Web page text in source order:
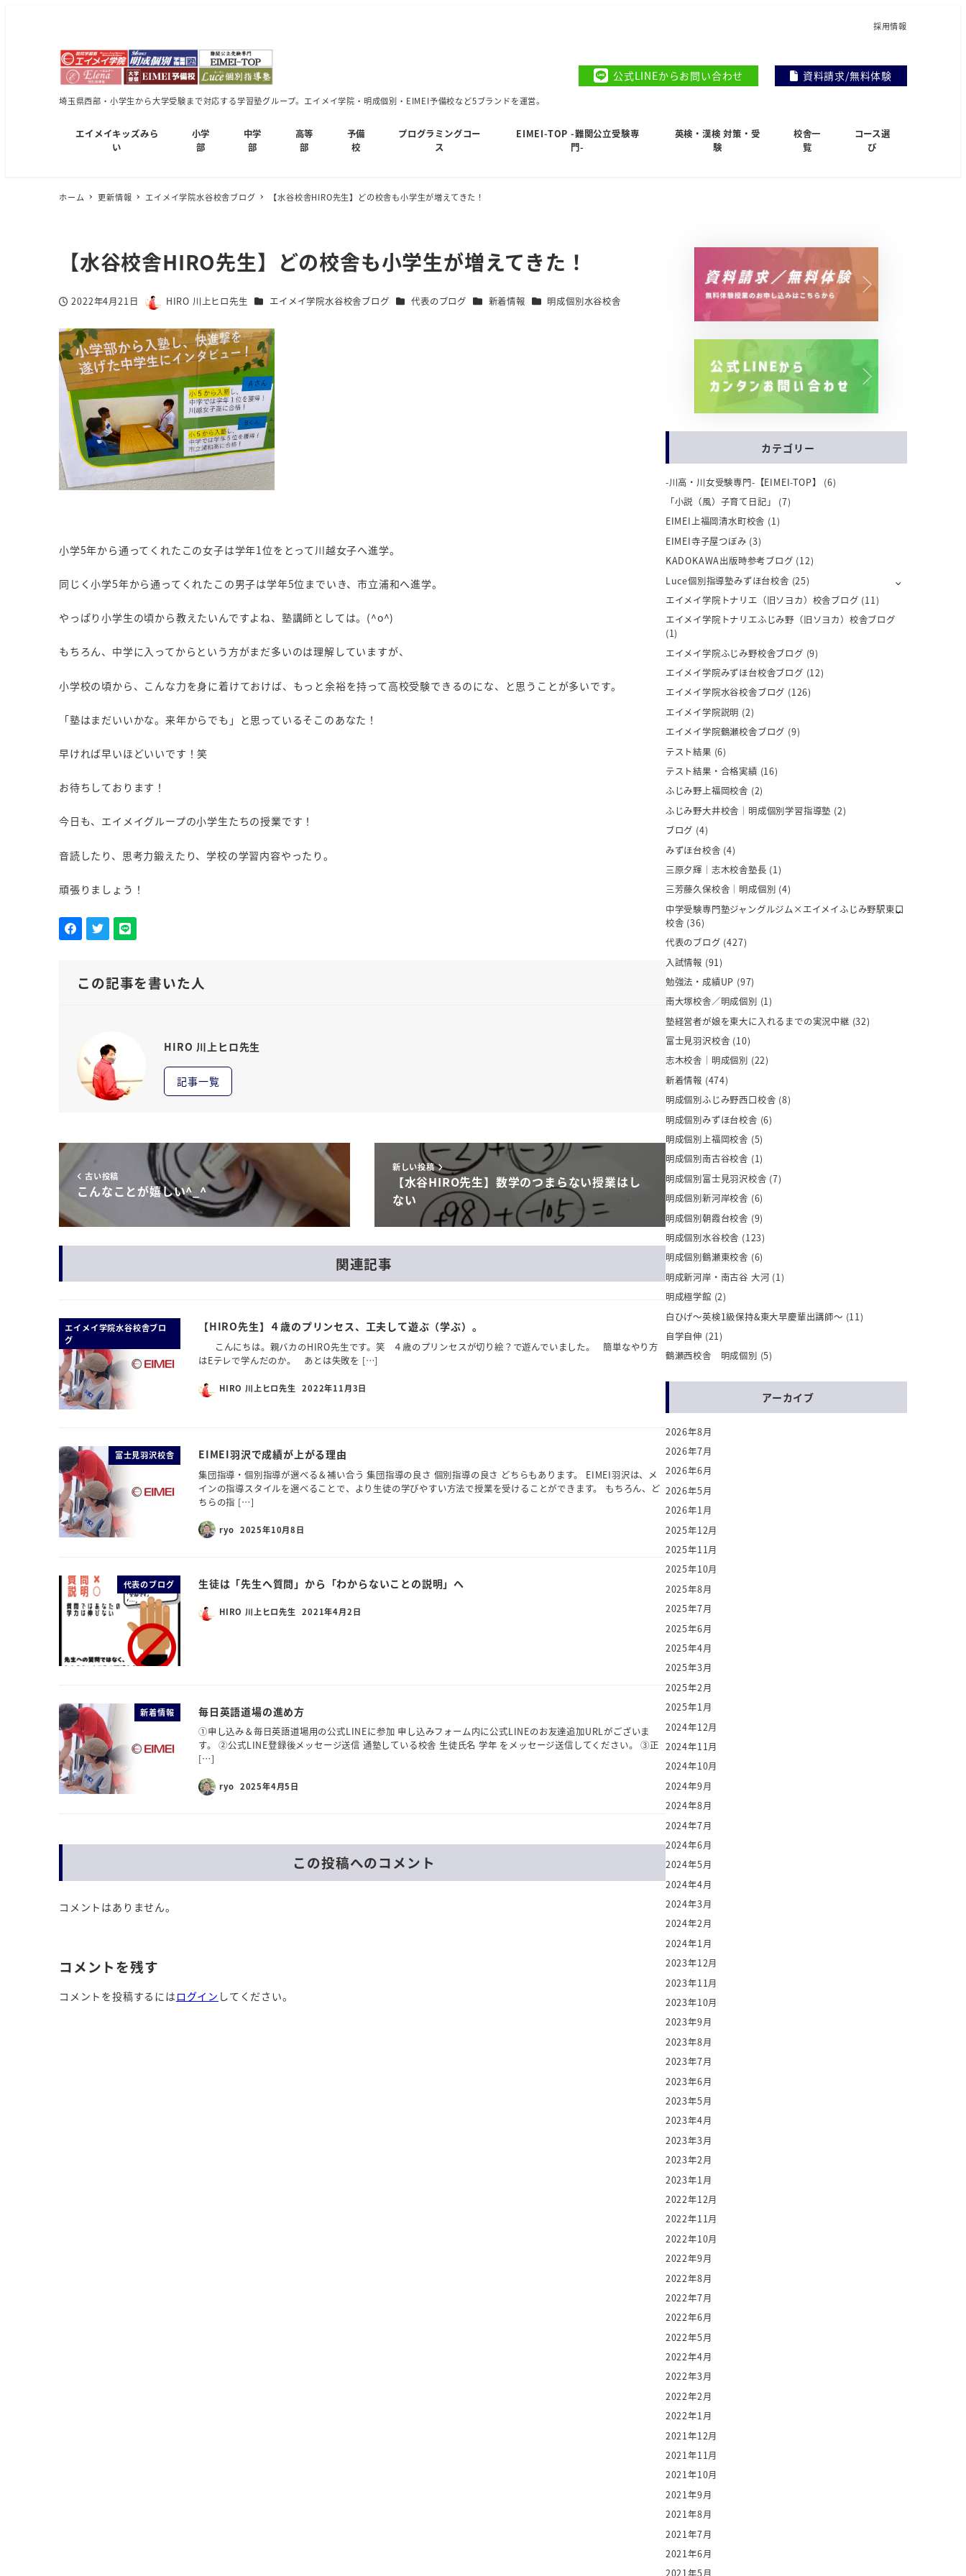
採用情報
埼玉県西部・小学生から大学受験まで対応する学習塾グループ。エイメイ学院・明成個別・EIMEI予備校など5ブランドを運営。
公式LINEからお問い合わせ 資料請求/無料体験
エイメイキッズみら
い
小学
部
中学
部
高等
部
予備
校
プログラミングコー
ス
EIMEI-TOP -難関公立受験専
門-
英検・漢検 対策・受
験
校舎一
覧
コース選
び
ホーム 更新情報 エイメイ学院水谷校舎ブログ 【水谷校舎HIRO先生】どの校舎も小学生が増えてきた！
【水谷校舎HIRO先生】どの校舎も小学生が増えてきた！
投稿日2022年4月21日
著
HIRO 川上ヒロ先生 カテゴリー
エイメイ学院水谷校舎ブログ カテゴリー
代表のブログ カテゴリー
新着情報 カテゴリー
明成個別水谷校舎
小学5年から通ってくれたこの女子は学年1位をとって川越女子へ進学。
同じく小学5年から通ってくれたこの男子は学年5位までいき、市立浦和へ進学。
やっぱり小学生の頃から教えたいんですよね、塾講師としては。(^o^)
もちろん、中学に入ってからという方がまだ多いのは理解していますが、
小学校の頃から、こんな力を身に着けておけば、もっと余裕を持って高校受験できるのにな、と思うことが多いです。
「塾はまだいいかな。来年からでも」と思っているそこのあなた！
早ければ早いほどいいです！笑
お待ちしております！
今日も、エイメイグループの小学生たちの授業です！
音読したり、思考力鍛えたり、学校の学習内容やったり。
頑張りましょう！
この記事を書いた人
HIRO 川上ヒロ先生
記事一覧
古い投稿
こんなことが嬉しい^_^
新しい投稿
【水谷HIRO先生】数学のつまらない授業はし
ない
関連記事
エイメイ学院水谷校舎ブロ
グ
【HIRO先生】４歳のプリンセス、工夫して遊ぶ（学ぶ）。
こんにちは。親バカのHIRO先生です。笑 ４歳のプリンセスが切り絵？で遊んでいました。 簡単なやり方
はEテレで学んだのか。 あとは失敗を […]
HIRO 川上ヒロ先生 2022年11月3日
富士見羽沢校舎 EIMEI羽沢で成績が上がる理由
集団指導・個別指導が選べる＆補い合う 集団指導の良さ 個別指導の良さ どちらもあります。 EIMEI羽沢は、メ
インの指導スタイルを選べることで、より生徒の学びやすい方法で授業を受けることができます。 もちろん、ど
ちらの指 […]
ryo 2025年10月8日
代表のブログ 生徒は「先生へ質問」から「わからないことの説明」へ
HIRO 川上ヒロ先生 2021年4月2日
新着情報 毎日英語道場の進め方
①申し込み＆毎日英語道場用の公式LINEに参加 申し込みフォーム内に公式LINEのお友達追加URLがございま
す。 ②公式LINE登録後メッセージ送信 通塾している校舎 生徒氏名 学年 をメッセージ送信してください。 ③正
[…]
ryo 2025年4月5日
この投稿へのコメント
コメントはありません。
コメントを残す
コメントを投稿するには ログイン してください。
カテゴリー
-川高・川女受験専門-【EIMEI-TOP】
(6)
「小説（風）子育て日記」
(7)
EIMEI上福岡清水町校舎 (1)
EIMEI寺子屋つぼみ (3)
KADOKAWA出版時参考ブログ (12)
Luce個別指導塾みずほ台校舎 (25)
エイメイ学院トナリエ（旧ソヨカ）校舎ブログ (11)
エイメイ学院トナリエふじみ野（旧ソヨカ）校舎ブログ
(1)
エイメイ学院ふじみ野校舎ブログ (9)
エイメイ学院みずほ台校舎ブログ (12)
エイメイ学院水谷校舎ブログ (126)
エイメイ学院説明 (2)
エイメイ学院鶴瀬校舎ブログ (9)
テスト結果 (6)
テスト結果・合格実績 (16)
ふじみ野上福岡校舎 (2)
ふじみ野大井校舎｜明成個別学習指導塾 (2)
ブログ (4)
みずほ台校舎 (4)
三原夕輝｜志木校舎塾長 (1)
三芳藤久保校舎｜明成個別 (4)
中学受験専門塾ジャングルジム×エイメイふじみ野駅東口
校舎 (36)
代表のブログ (427)
入試情報 (91)
勉強法・成績UP (97)
南大塚校舎／明成個別 (1)
塾経営者が娘を東大に入れるまでの実況中継 (32)
富士見羽沢校舎 (10)
志木校舎｜明成個別 (22)
新着情報 (474)
明成個別ふじみ野西口校舎 (8)
明成個別みずほ台校舎 (6)
明成個別上福岡校舎 (5)
明成個別南古谷校舎 (1)
明成個別富士見羽沢校舎 (7)
明成個別新河岸校舎 (6)
明成個別朝霞台校舎 (9)
明成個別水谷校舎 (123)
明成個別鶴瀬東校舎 (6)
明成新河岸・南古谷 大河 (1)
明成極学館 (2)
白ひげ～英検1級保持&東大早慶輩出講師～ (11)
自学自伸 (21)
鶴瀬西校舎 明成個別 (5)
アーカイブ
2026年8月
2026年7月
2026年6月
2026年5月
2026年1月
2025年12月
2025年11月
2025年10月
2025年8月
2025年7月
2025年6月
2025年4月
2025年3月
2025年2月
2025年1月
2024年12月
2024年11月
2024年10月
2024年9月
2024年8月
2024年7月
2024年6月
2024年5月
2024年4月
2024年3月
2024年2月
2024年1月
2023年12月
2023年11月
2023年10月
2023年9月
2023年8月
2023年7月
2023年6月
2023年5月
2023年4月
2023年3月
2023年2月
2023年1月
2022年12月
2022年11月
2022年10月
2022年9月
2022年8月
2022年7月
2022年6月
2022年5月
2022年4月
2022年3月
2022年2月
2022年1月
2021年12月
2021年11月
2021年10月
2021年9月
2021年8月
2021年7月
2021年6月
2021年5月